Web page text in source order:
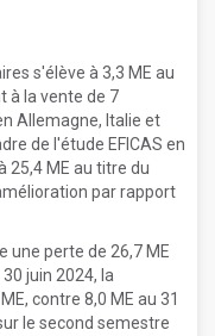
s'élève à 3,3 ME au
à la vente de 7
Allemagne, Italie et
de l'étude EFICAS en
25,4 ME au titre du
par rapport
une perte de 26,7 ME
juin 2024, la
contre 8,0 ME au 31
le second semestre